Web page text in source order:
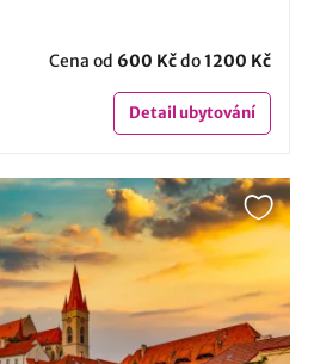
Cena od 600 Kčdo1200 Kč
Detailubytování